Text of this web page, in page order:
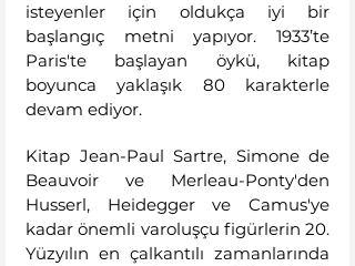
isteyenler için oldukça iyi bir
başlangıç metni yapıyor. 1933’te
Paris'te başlayan öykü, kitap
boyunca yaklaşık 80 karakterle
devam ediyor.
Kitap Jean-Paul Sartre, Simone de
Beauvoir ve Merleau-Ponty'den
Husserl, Heidegger ve Camus'ye
kadar önemli varoluşçu figürlerin 20.
Yüzyılın en çalkantılı zamanlarında